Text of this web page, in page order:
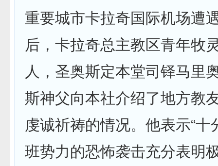
重要城市卡拉奇国际机场遭
后，卡拉奇总主教区青年牧
人，圣奥斯定本堂司铎马里
斯神父向本社介绍了地方教
虔诚祈祷的情况。他表示“十
班势力的恐怖袭击充分表明